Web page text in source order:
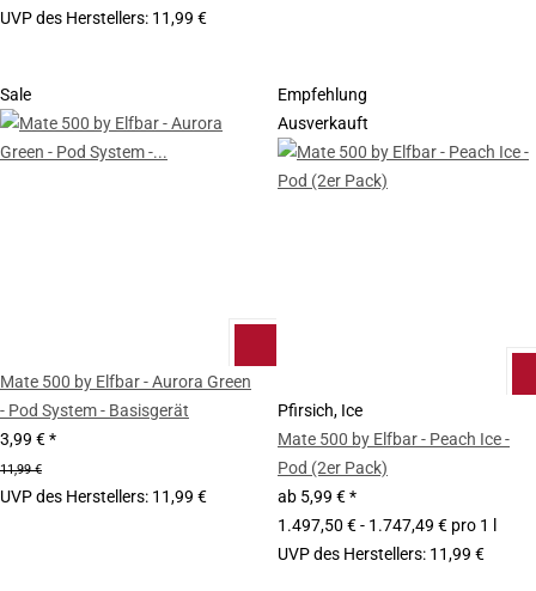
UVP des Herstellers: 11,99 €
Sale
Mate 500 by Elfbar - Aurora Green
- Pod System - Basisgerät
3,99 €*
11,99 €
UVP des Herstellers: 11,99 €
Empfehlung
Ausverkauft
Pfirsich, Ice
Mate 500 by Elfbar - Peach Ice -
Pod (2er Pack)
ab 5,99 €*
1.497,50 € - 1.747,49 € pro 1 l
UVP des Herstellers: 11,99 €